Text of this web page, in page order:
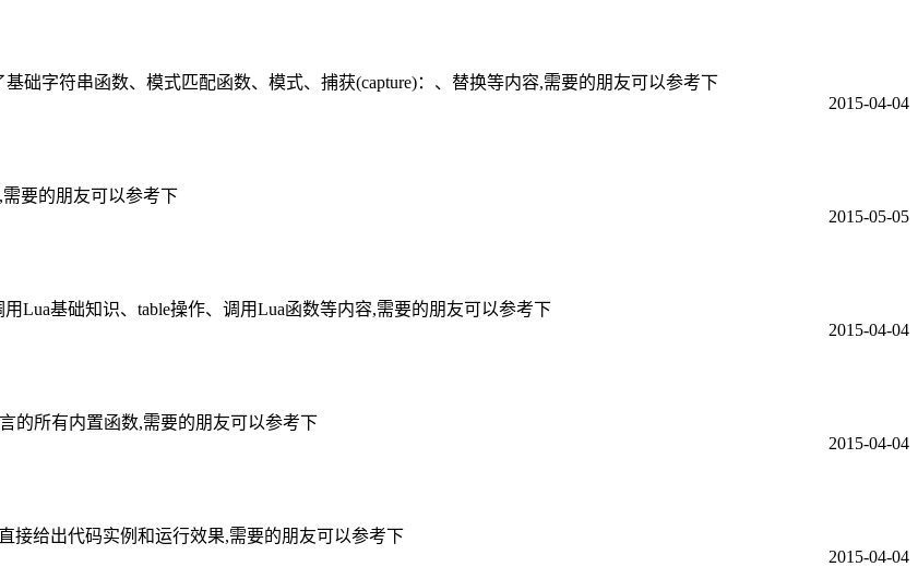
础字符串函数、模式匹配函数、模式、捕获(capture)：、替换等内容,需要的朋友可以参考下
2015-04-04
要的朋友可以参考下
2015-05-05
Lua基础知识、table操作、调用Lua函数等内容,需要的朋友可以参考下
2015-04-04
的所有内置函数,需要的朋友可以参考下
2015-04-04
接给出代码实例和运行效果,需要的朋友可以参考下
2015-04-04